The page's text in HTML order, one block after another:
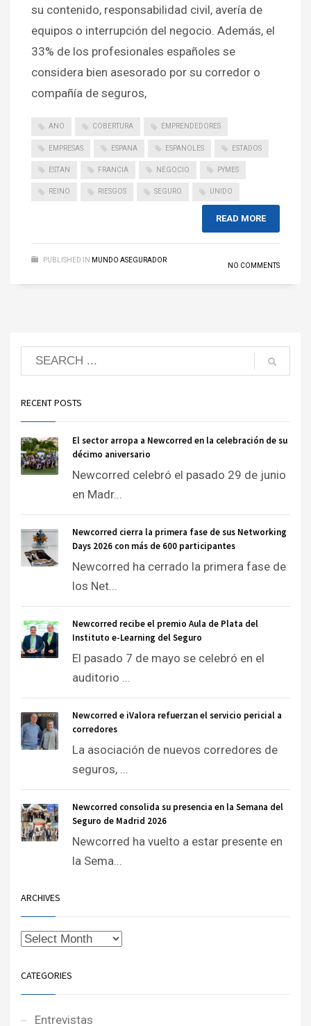
su contenido, responsabilidad civil, avería de
equipos o interrupción del negocio. Además, el
33% de los profesionales españoles se
considera bien asesorado por su corredor o
compañía de seguros,
ANO COBERTURA EMPRENDEDORES
EMPRESAS ESPANA ESPANOLES ESTADOS
ESTAN FRANCIA NEGOCIO PYMES
REINO RIESGOS SEGURO UNIDO
READ MORE
PUBLISHED IN MUNDO ASEGURADOR
NO COMMENTS
RECENT POSTS
El sector arropa a Newcorred en la celebración de su
décimo aniversario
Newcorred celebró el pasado 29 de junio
en Madr...
Newcorred cierra la primera fase de sus Networking
Days 2026 con más de 600 participantes
Newcorred ha cerrado la primera fase de
los Net...
Newcorred recibe el premio Aula de Plata del
Instituto e-Learning del Seguro
El pasado 7 de mayo se celebró en el
auditorio ...
Newcorred e iValora refuerzan el servicio pericial a
corredores
La asociación de nuevos corredores de
seguros, ...
Newcorred consolida su presencia en la Semana del
Seguro de Madrid 2026
Newcorred ha vuelto a estar presente en
la Sema...
ARCHIVES
CATEGORIES
Entrevistas